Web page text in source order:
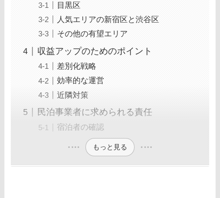
目黒区
人気エリアの新宿区と渋谷区
その他の有望エリア
収益アップのためのポイント
差別化戦略
効率的な運営
近隣対策
民泊事業者に求められる責任
宿泊者の確認
もっと見る